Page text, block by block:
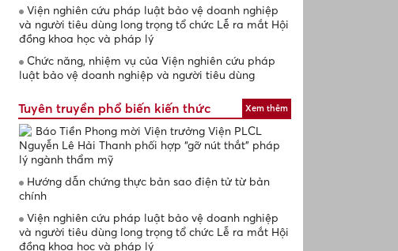
Viện nghiên cứu pháp luật bảo vệ doanh nghiệp
và người tiêu dùng long trọng tổ chức Lễ ra mắt Hội
đồng khoa học và pháp lý
Chức năng, nhiệm vụ của Viện nghiên cứu pháp
luật bảo vệ doanh nghiệp và người tiêu dùng
Tuyên truyền phổ biến kiến thức Xem thêm
Báo Tiền Phong mời Viện trưởng Viện PLCL
Nguyễn Lê Hải Thanh phối hợp “gỡ nút thắt” pháp
lý ngành thẩm mỹ
Hướng dẫn chứng thực bản sao điện tử từ bản
chính
Viện nghiên cứu pháp luật bảo vệ doanh nghiệp
và người tiêu dùng long trọng tổ chức Lễ ra mắt Hội
đồng khoa học và pháp lý